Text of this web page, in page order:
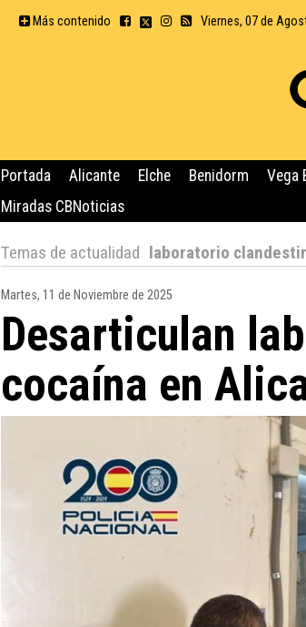
Más contenido Viernes, 07 de
Portada Alicante Elche Benidorm Vega
Miradas CBNoticias
Temas de actualidad laboratorio
Martes, 11 de Noviembre de 2025
Desarticulan
cocaína en